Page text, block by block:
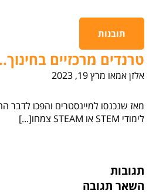
תובנות
טרנדים מרכזיים
אלזן אמאו מרץ 19, 2023
מאז שנכנסו למיינסטרים והפכו לדבר
לימודי STEM או STEAM צמחו[...]
תגובות
השאר תגובה